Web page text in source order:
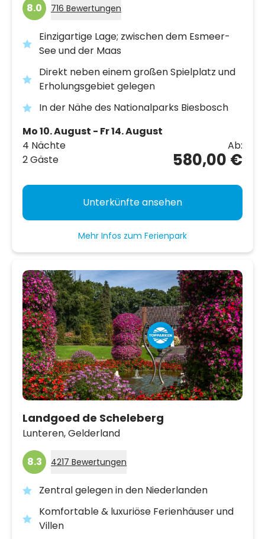
8.0 716 Bewertungen
Einzigartige Lage; zwischen dem Esmeer-
See und der Maas
Direkt neben einem großen Spielplatz und
Erholungsgebiet gelegen
In der Nähe des Nationalparks Biesbosch
Mo 10. August - Fr 14. August
4 Nächte
2 Gäste
Ab:
580,00 €
Unterkünfte ansehen
Mehr Infos zum Ferienpark
Landgoed de Scheleberg
Lunteren,Gelderland
8.3 4217 Bewertungen
Zentral gelegen in den Niederlanden
Komfortable & luxuriöse Ferienhäuser und
Villen